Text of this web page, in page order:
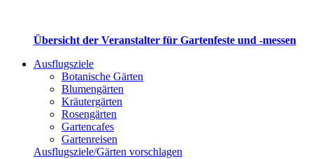
Übersicht der Veranstalter für Gartenfeste und -messen
Ausflugsziele
Botanische Gärten
Blumengärten
Kräutergärten
Rosengärten
Gartencafes
Gartenreisen
Ausflugsziele/Gärten vorschlagen